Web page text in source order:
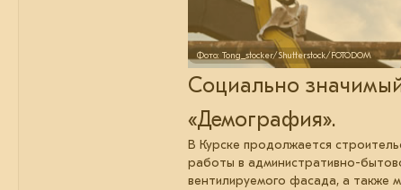
Фото: Tong_stocker/Shutterstock/FOTODOM
Социально
«Демография».
В Курске продолжается
работы в административно-
вентилируемого фасада, а также